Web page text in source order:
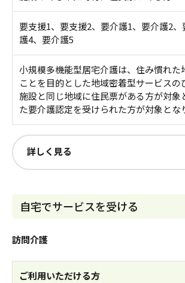
要支援1、要支援2、要介護1、要介護2
護4、要介護5
小規模多機能型居宅介護は、住み慣れた
ことを目的とした地域密着型サービスの
施設と同じ地域に住民票がある方が対象
た要介護認定を受けられた方が対象とな
詳しく見る
自宅でサービスを受ける
訪問介護
ご利用いただける方